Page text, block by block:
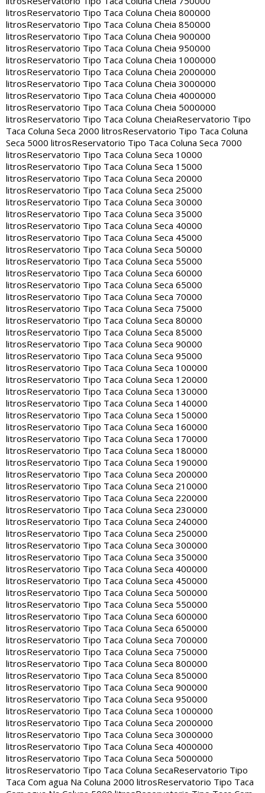
litrosReservatorio Tipo Taca Coluna Cheia 800000
litrosReservatorio Tipo Taca Coluna Cheia 850000
litrosReservatorio Tipo Taca Coluna Cheia 900000
litrosReservatorio Tipo Taca Coluna Cheia 950000
litrosReservatorio Tipo Taca Coluna Cheia 1000000
litrosReservatorio Tipo Taca Coluna Cheia 2000000
litrosReservatorio Tipo Taca Coluna Cheia 3000000
litrosReservatorio Tipo Taca Coluna Cheia 4000000
litrosReservatorio Tipo Taca Coluna Cheia 5000000
litrosReservatorio Tipo Taca Coluna CheiaReservatorio Tipo
Taca Coluna Seca 2000 litrosReservatorio Tipo Taca Coluna
Seca 5000 litrosReservatorio Tipo Taca Coluna Seca 7000
litrosReservatorio Tipo Taca Coluna Seca 10000
litrosReservatorio Tipo Taca Coluna Seca 15000
litrosReservatorio Tipo Taca Coluna Seca 20000
litrosReservatorio Tipo Taca Coluna Seca 25000
litrosReservatorio Tipo Taca Coluna Seca 30000
litrosReservatorio Tipo Taca Coluna Seca 35000
litrosReservatorio Tipo Taca Coluna Seca 40000
litrosReservatorio Tipo Taca Coluna Seca 45000
litrosReservatorio Tipo Taca Coluna Seca 50000
litrosReservatorio Tipo Taca Coluna Seca 55000
litrosReservatorio Tipo Taca Coluna Seca 60000
litrosReservatorio Tipo Taca Coluna Seca 65000
litrosReservatorio Tipo Taca Coluna Seca 70000
litrosReservatorio Tipo Taca Coluna Seca 75000
litrosReservatorio Tipo Taca Coluna Seca 80000
litrosReservatorio Tipo Taca Coluna Seca 85000
litrosReservatorio Tipo Taca Coluna Seca 90000
litrosReservatorio Tipo Taca Coluna Seca 95000
litrosReservatorio Tipo Taca Coluna Seca 100000
litrosReservatorio Tipo Taca Coluna Seca 120000
litrosReservatorio Tipo Taca Coluna Seca 130000
litrosReservatorio Tipo Taca Coluna Seca 140000
litrosReservatorio Tipo Taca Coluna Seca 150000
litrosReservatorio Tipo Taca Coluna Seca 160000
litrosReservatorio Tipo Taca Coluna Seca 170000
litrosReservatorio Tipo Taca Coluna Seca 180000
litrosReservatorio Tipo Taca Coluna Seca 190000
litrosReservatorio Tipo Taca Coluna Seca 200000
litrosReservatorio Tipo Taca Coluna Seca 210000
litrosReservatorio Tipo Taca Coluna Seca 220000
litrosReservatorio Tipo Taca Coluna Seca 230000
litrosReservatorio Tipo Taca Coluna Seca 240000
litrosReservatorio Tipo Taca Coluna Seca 250000
litrosReservatorio Tipo Taca Coluna Seca 300000
litrosReservatorio Tipo Taca Coluna Seca 350000
litrosReservatorio Tipo Taca Coluna Seca 400000
litrosReservatorio Tipo Taca Coluna Seca 450000
litrosReservatorio Tipo Taca Coluna Seca 500000
litrosReservatorio Tipo Taca Coluna Seca 550000
litrosReservatorio Tipo Taca Coluna Seca 600000
litrosReservatorio Tipo Taca Coluna Seca 650000
litrosReservatorio Tipo Taca Coluna Seca 700000
litrosReservatorio Tipo Taca Coluna Seca 750000
litrosReservatorio Tipo Taca Coluna Seca 800000
litrosReservatorio Tipo Taca Coluna Seca 850000
litrosReservatorio Tipo Taca Coluna Seca 900000
litrosReservatorio Tipo Taca Coluna Seca 950000
litrosReservatorio Tipo Taca Coluna Seca 1000000
litrosReservatorio Tipo Taca Coluna Seca 2000000
litrosReservatorio Tipo Taca Coluna Seca 3000000
litrosReservatorio Tipo Taca Coluna Seca 4000000
litrosReservatorio Tipo Taca Coluna Seca 5000000
litrosReservatorio Tipo Taca Coluna SecaReservatorio Tipo
Taca Com agua Na Coluna 2000 litrosReservatorio Tipo Taca